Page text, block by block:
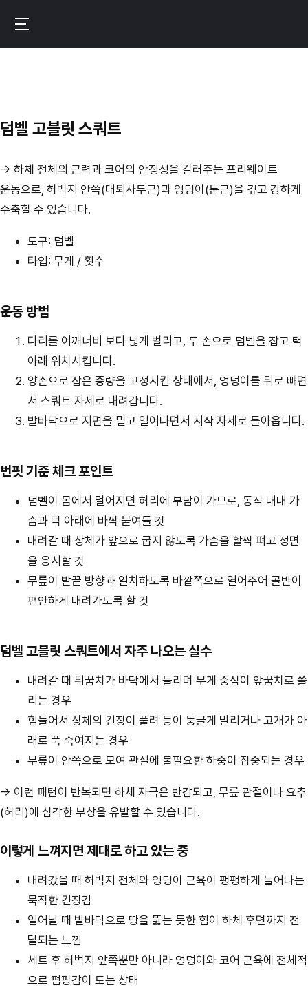
콘
이
동
기
는
진
덤벨 고블릿 스쿼트
→ 하체 전체의 근력과 코어의 안정성을 길러주는 프리웨이트
운동으로, 허벅지 안쪽(대퇴사두근)과 엉덩이(둔근)을 깊고 강하게
수축할 수 있습니다.
도구: 덤벨
타입: 무게 / 횟수
운동 방법
다리를 어깨너비 보다 넓게 벌리고, 두 손으로 덤벨을 잡고 턱
아래 위치시킵니다.
양손으로 잡은 중량을 고정시킨 상태에서, 엉덩이를 뒤로 빼면
서 스쿼트 자세로 내려갑니다.
발바닥으로 지면을 밀고 일어나면서 시작 자세로 돌아옵니다.
번핏 기준 체크 포인트
덤벨이 몸에서 멀어지면 허리에 부담이 가므로, 동작 내내 가
슴과 턱 아래에 바짝 붙여둘 것
내려갈 때 상체가 앞으로 굽지 않도록 가슴을 활짝 펴고 정면
을 응시할 것
무릎이 발끝 방향과 일치하도록 바깥쪽으로 열어주어 골반이
편안하게 내려가도록 할 것
덤벨 고블릿 스쿼트에서 자주 나오는 실수
내려갈 때 뒤꿈치가 바닥에서 들리며 무게 중심이 앞꿈치로 쏠
리는 경우
힘들어서 상체의 긴장이 풀려 등이 둥글게 말리거나 고개가 아
래로 푹 숙여지는 경우
무릎이 안쪽으로 모여 관절에 불필요한 하중이 집중되는 경우
→ 이런 패턴이 반복되면 하체 자극은 반감되고, 무릎 관절이나 요추
(허리)에 심각한 부상을 유발할 수 있습니다.
이렇게 느껴지면 제대로 하고 있는 중
내려갔을 때 허벅지 전체와 엉덩이 근육이 팽팽하게 늘어나는
묵직한 긴장감
일어날 때 발바닥으로 땅을 뚫는 듯한 힘이 하체 후면까지 전
달되는 느낌
세트 후 허벅지 앞쪽뿐만 아니라 엉덩이와 코어 근육에 전체적
으로 펌핑감이 도는 상태